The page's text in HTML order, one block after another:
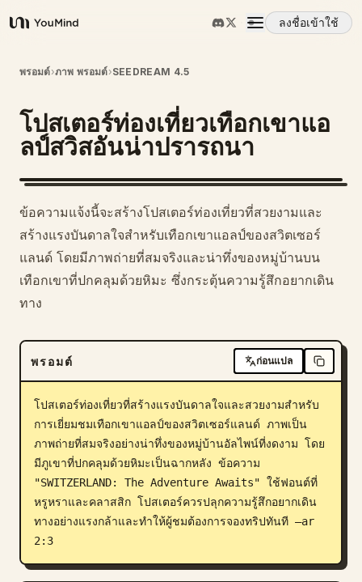
YouMind
ลงชื่อเข้าใช้
ภาพรวม
กรณีการใช้งาน
ทักษะ
พรอมต์
ราคา
บล็อก
อัปเดต
พรอมต์›ภาพ พรอมต์›SEEDREAM 4.5
โปสเตอร์ท่องเที่ยวเทือกเขาแอ
ลป์สวิสอันน่าปรารถนา
ข้อความแจ้งนี้จะสร้างโปสเตอร์ท่องเที่ยวที่สวยงามและ
สร้างแรงบันดาลใจสำหรับเทือกเขาแอลป์ของสวิตเซอร์
แลนด์ โดยมีภาพถ่ายที่สมจริงและน่าทึ่งของหมู่บ้านบน
เทือกเขาที่ปกคลุมด้วยหิมะ ซึ่งกระตุ้นความรู้สึกอยากเดิน
ทาง
พรอมต์ ก่อนแปล
โปสเตอร์ท่องเที่ยวที่สร้างแรงบันดาลใจและสวยงามสำหรับ
การเยี่ยมชมเทือกเขาแอลป์ของสวิตเซอร์แลนด์ ภาพเป็น
ภาพถ่ายที่สมจริงอย่างน่าทึ่งของหมู่บ้านอัลไพน์ที่งดงาม โดย
มีภูเขาที่ปกคลุมด้วยหิมะเป็นฉากหลัง ข้อความ
"SWITZERLAND: The Adventure Awaits" ใช้ฟอนต์ที่
หรูหราและคลาสสิก โปสเตอร์ควรปลุกความรู้สึกอยากเดิน
ทางอย่างแรงกล้าและทำให้ผู้ชมต้องการจองทริปทันที –ar
2:3